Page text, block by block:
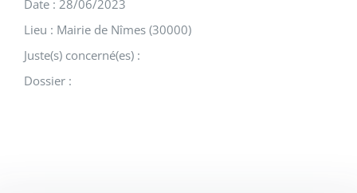
Date : 28/06/2023
Lieu : Mairie de Nîmes (30000)
Juste(s) concerné(es) :
Dossier :